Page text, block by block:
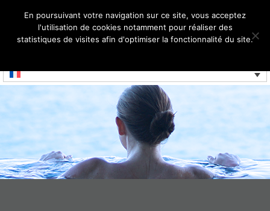
MENU
En poursuivant votre navigation sur ce site, vous acceptez
l'utilisation de cookies notamment pour réaliser des
statistiques de visites afin d'optimiser la fonctionnalité du site.